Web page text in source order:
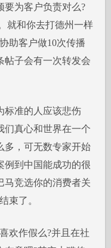
要为客户负责对么?
就和你去打德州一样
助客户做10次传播
帖子会有一次转发会
准的人应该悲伤
们真心和世界在一个
多，可无数专家开始
例到中国能成功的很
马竞选你的消费者关
束了。
作假么?并且在社